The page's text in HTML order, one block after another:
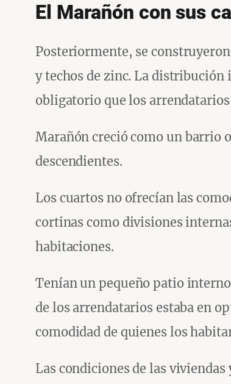
El Marañón con sus
Posteriormente, se
y techos de zinc. La distribución
obligatorio que los
Marañón creció como un barrio
descendientes.
Los cuartos no ofrecían las
cortinas como divisiones
habitaciones.
Tenían un pequeño patio
de los arrendatarios estaba en
comodidad de quienes los
Las condiciones de las